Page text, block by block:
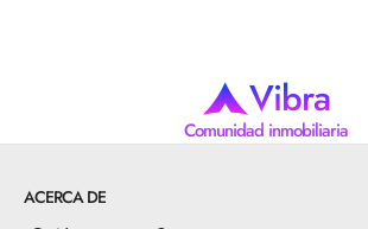
Vibra
Comunidad inmobiliaria
ACERCA DE